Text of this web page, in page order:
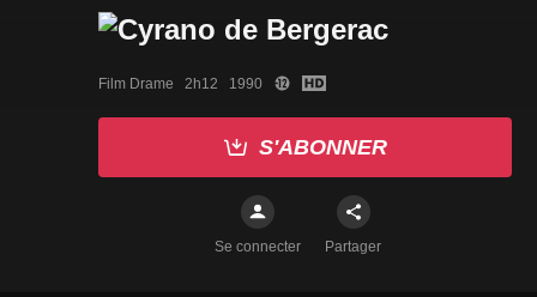
Film Drame   2h12   1990
S'ABONNER
Se connecter Partager